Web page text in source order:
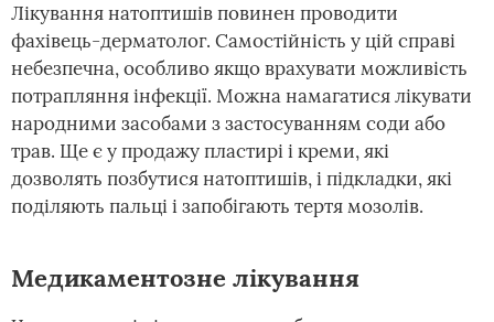
Лікування натоптишів повинен проводити
фахівець-дерматолог. Самостійність у цій справі
небезпечна, особливо якщо врахувати можливість
потрапляння інфекції. Можна намагатися лікувати
народними засобами з застосуванням соди або
трав. Ще є у продажу пластирі і креми, які
дозволять позбутися натоптишів, і підкладки, які
поділяють пальці і запобігають тертя мозолів.
Медикаментозне лікування